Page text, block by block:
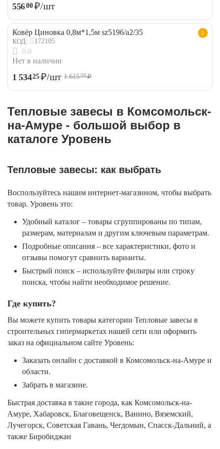
55600 ₽/шт
5
Ковёр Циновка 0,8м*1,5м sz5196/a2/35
КОД: 172105
0.0
Нет в наличии
1 53425 ₽/шт 1 61500₽
Тепловые завесы в Комсомольск-
на-Амуре - большой выбор в
каталоге Уровень
Тепловые завесы: как выбрать
Воспользуйтесь нашим интернет-магазином, чтобы выбрать
товар. Уровень это:
Удобный каталог – товары сгруппированы по типам,
размерам, материалам и другим ключевым параметрам.
Подробные описания – все характеристики, фото и
отзывы помогут сравнить варианты.
Быстрый поиск – используйте фильтры или строку
поиска, чтобы найти необходимое решение.
Где купить?
Вы можете купить товары категории Тепловые завесы в
строительных гипермаркетах нашей сети или оформить
заказ на официальном сайте Уровень:
Заказать онлайн с доставкой в Комсомольск-на-Амуре и
области.
Забрать в магазине.
Быстрая доставка в такие города, как Комсомольск-на-
Амуре, Хабаровск, Благовещенск, Ванино, Вяземский,
Лучегорск, Советская Гавань, Чегдомын, Спасск-Дальний, а
также Биробиджан